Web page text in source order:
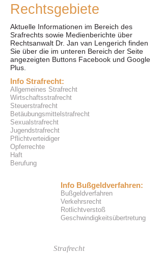
Rechtsgebiete
Aktuelle Informationen im Bereich des
Srafrechts sowie Medienberichte über
Rechtsanwalt Dr. Jan van Lengerich finden
Sie über die im unteren Bereich der Seite
angezeigten Buttons Facebook und Google
Plus.
Info Strafrecht:
Allgemeines Strafrecht
Wirtschaftsstrafrecht
Steuerstrafrecht
Betäubungsmittelstrafrecht
Sexualstrafrecht
Jugendstrafrecht
Pflichtverteidiger
Opferrechte
Haft
Berufung
Info Bußgeldverfahren:
Bußgeldverfahren
Verkehrsrecht
Rotlichtverstoß
Geschwindigkeitsübertretung
Strafrecht